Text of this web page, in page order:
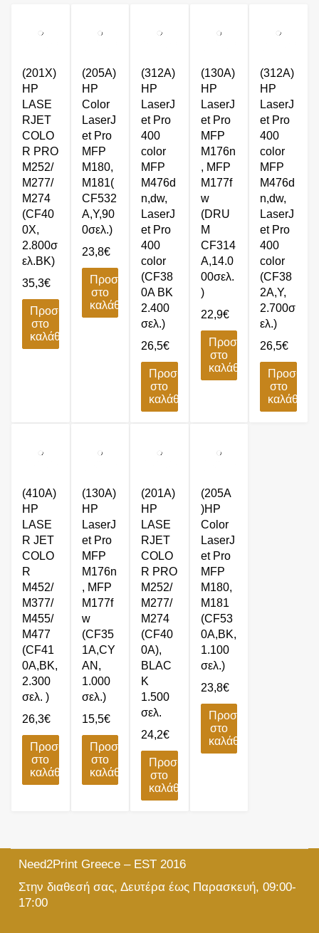
(201X)
HP
LASE
RJET
COLO
R PRO
M252/
M277/
M274
(CF40
0X,
2.800σ
ελ.BK)
35,3€
Προσθήκη
στο
καλάθι
(205A)
HP
Color
LaserJ
et Pro
MFP
M180,
M181(
CF532
A,Y,90
0σελ.)
23,8€
Προσθήκη
στο
καλάθι
(312A)
HP
LaserJ
et Pro
400
color
MFP
M476d
n,dw,
LaserJ
et Pro
400
color
(CF38
0A BK
2.400
σελ.)
26,5€
Προσθήκη
στο
καλάθι
(130A)
HP
LaserJ
et Pro
MFP
M176n
, MFP
M177f
w
(DRU
M
CF314
A,14.0
00σελ.
)
22,9€
Προσθήκη
στο
καλάθι
(312A)
HP
LaserJ
et Pro
400
color
MFP
M476d
n,dw,
LaserJ
et Pro
400
color
(CF38
2A,Y,
2.700σ
ελ.)
26,5€
στο
καλάθι
(410A)
HP
LASE
R JET
COLO
R
M452/
M377/
M455/
M477
(CF41
0A,BK,
2.300
σελ. )
26,3€
Προσθήκη
στο
καλάθι
(130A)
HP
LaserJ
et Pro
MFP
M176n
, MFP
M177f
w
(CF35
1A,CY
AN,
1.000
σελ.)
15,5€
Προσθήκη
στο
καλάθι
(201A)
HP
LASE
RJET
COLO
R PRO
M252/
M277/
M274
(CF40
0A),
BLΑC
K
1.500
σελ.
24,2€
Προσθήκη
στο
καλάθι
(205A
)HP
Color
LaserJ
et Pro
MFP
M180,
M181
(CF53
0A,BK,
1.100
σελ.)
23,8€
Προσθήκη
στο
καλάθι
Need2Print Greece – EST 2016
Στην διαθεσή σας, Δευτέρα έως Παρασκευή, 09:00-
17:00